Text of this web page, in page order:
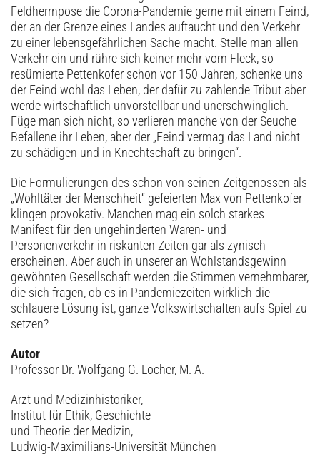
Feldherrnpose die Corona-Pandemie gerne mit einem Feind,
der an der Grenze eines Landes auftaucht und den Verkehr
zu einer lebensgefährlichen Sache macht. Stelle man allen
Verkehr ein und rühre sich keiner mehr vom Fleck, so
resümierte Pettenkofer schon vor 150 Jahren, schenke uns
der Feind wohl das Leben, der dafür zu zahlende Tribut aber
werde wirtschaftlich unvorstellbar und unerschwinglich.
Füge man sich nicht, so verlieren manche von der Seuche
Befallene ihr Leben, aber der „Feind vermag das Land nicht
zu schädigen und in Knechtschaft zu bringen“.
Die Formulierungen des schon von seinen Zeitgenossen als
„Wohltäter der Menschheit“ gefeierten Max von Pettenkofer
klingen provokativ. Manchen mag ein solch starkes
Manifest für den ungehinderten Waren- und
Personenverkehr in riskanten Zeiten gar als zynisch
erscheinen. Aber auch in unserer an Wohlstandsgewinn
gewöhnten Gesellschaft werden die Stimmen vernehmbarer,
die sich fragen, ob es in Pandemiezeiten wirklich die
schlauere Lösung ist, ganze Volkswirtschaften aufs Spiel zu
setzen?
Autor
Professor Dr. Wolfgang G. Locher, M. A.
Arzt und Medizinhistoriker,
Institut für Ethik, Geschichte
und Theorie der Medizin,
Ludwig-Maximilians-Universität München